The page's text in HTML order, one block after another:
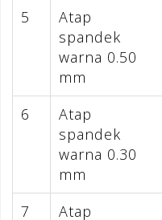
5
Atap
spandek
warna 0.50
mm
6
Atap
spandek
warna 0.30
mm
7 Atap